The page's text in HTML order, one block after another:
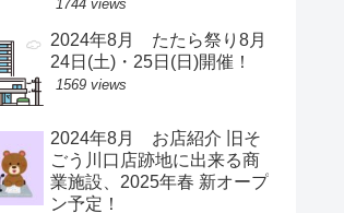
1744 views
2024年8月 たたら祭り8月
24日(土)・25日(日)開催！
1569 views
2024年8月 お店紹介 旧そ
ごう川口店跡地に出来る商
業施設、2025年春 新オープ
ン予定！